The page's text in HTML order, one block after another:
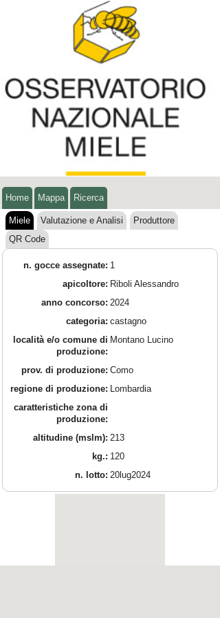
Home Mappa Ricerca
Miele Valutazione e Analisi
Produttore
QR Code
n. gocce assegnate: 1
apicoltore: Riboli Alessandro
anno concorso: 2024
categoria: castagno
località e/o comune di
produzione:
Montano Lucino
prov. di produzione: Como
regione di produzione:
Lombardia
caratteristiche zona di
produzione:
altitudine (mslm): 213
kg.: 120
n. lotto: 20lug2024